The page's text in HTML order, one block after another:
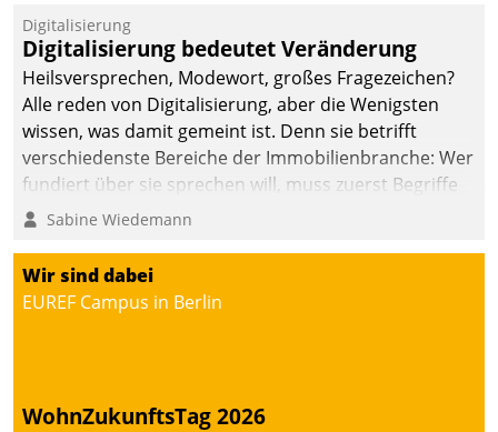
Digitalisierung
Digitalisierung bedeutet Veränderung
Heilsversprechen, Modewort, großes Fragezeichen?
Alle reden von Digitalisierung, aber die Wenigsten
wissen, was damit gemeint ist. Denn sie betrifft
verschiedenste Bereiche der Immobilienbranche: Wer
fundiert über sie sprechen will, muss zuerst Begriffe
klären. Ein Aspekt ist die betriebliche Optimierung:
Einsparungen durch optimierte und automatisierte
Prozesse. Doch man darf nicht zu viel erwarten: Allein
mit der Einführung einer neuen Software ist es nicht
Sabine Wiedemann
Wir sind dabei
EUREF Campus in Berlin
WohnZukunftsTag 2026